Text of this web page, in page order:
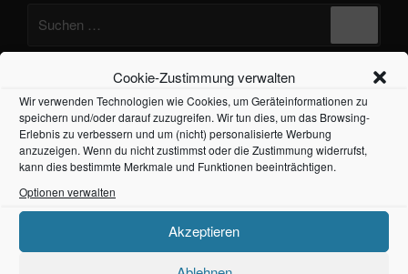
Cookie-Zustimmung verwalten
Wir verwenden Technologien wie Cookies, um Geräteinformationen zu
speichern und/oder darauf zuzugreifen. Wir tun dies, um das Browsing-
Erlebnis zu verbessern und um (nicht) personalisierte Werbung
anzuzeigen. Wenn du nicht zustimmst oder die Zustimmung widerrufst,
kann dies bestimmte Merkmale und Funktionen beeinträchtigen.
Optionen verwalten
Akzeptieren
nach:
FRANKIEBAND – HIPPIE ATTACK (JETZT
ONLINE)
@frankieband
vor dem 13.08. „Auf der Brücke nach
Fehmarn - frankieband“ Release, gibts schon die
Klicke auf "Ich stimme zu", um Tiktok zu aktivieren
Cookie-Richtlinie